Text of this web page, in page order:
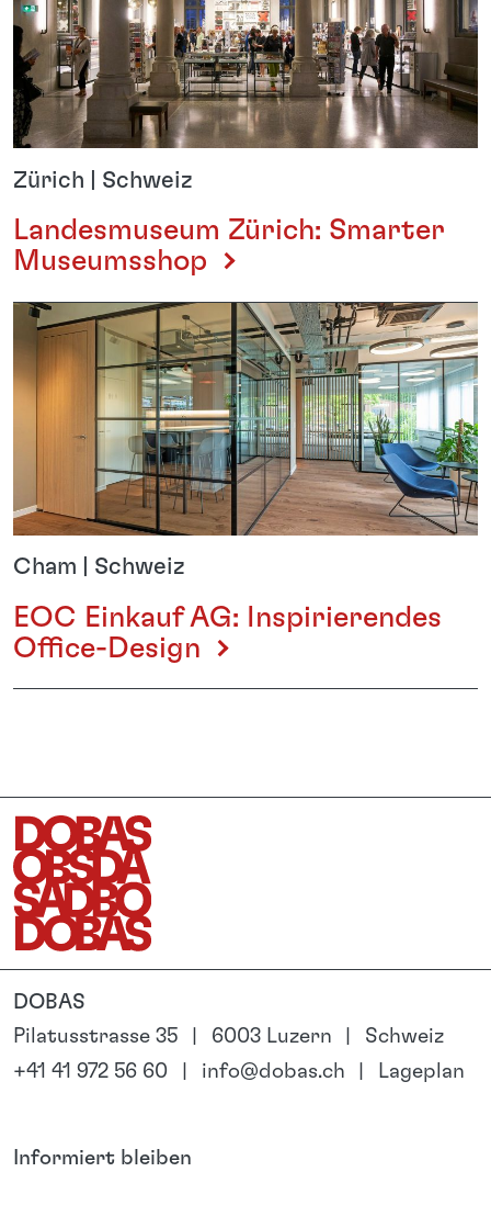
Zürich | Schweiz
Landesmuseum Zürich: Smarter
Museumsshop
Cham | Schweiz
EOC Einkauf AG: Inspirierendes
Office-Design
DOBAS
Pilatusstrasse 35
6003 Luzern
Schweiz
+41 41 972 56 60
info@dobas.ch Lageplan
Informiert bleiben